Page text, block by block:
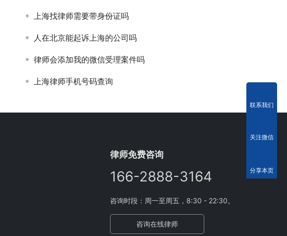
上海找律师需要带身份证吗
人在北京能起诉上海的公司吗
律师会添加我的微信受理案件吗
上海律师手机号码查询
律师免费咨询
166-2888-3164
咨询时段：周一至周五，8:30 - 22:30。
咨询在线律师
联系我们
关注微信
分享本页